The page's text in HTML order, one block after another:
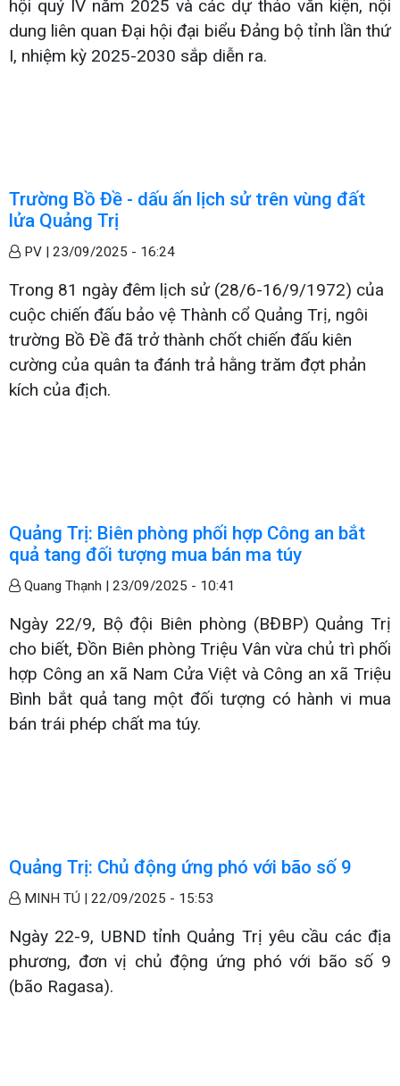
hội quý IV năm 2025 và các dự thảo văn kiện, nội
dung liên quan Đại hội đại biểu Đảng bộ tỉnh lần thứ
I, nhiệm kỳ 2025-2030 sắp diễn ra.
Trường Bồ Đề - dấu ấn lịch sử trên vùng đất
lửa Quảng Trị
PV | 23/09/2025 - 16:24
Trong 81 ngày đêm lịch sử (28/6-16/9/1972) của
cuộc chiến đấu bảo vệ Thành cổ Quảng Trị, ngôi
trường Bồ Đề đã trở thành chốt chiến đấu kiên
cường của quân ta đánh trả hằng trăm đợt phản
kích của địch.
Quảng Trị: Biên phòng phối hợp Công an bắt
quả tang đối tượng mua bán ma túy
Quang Thạnh | 23/09/2025 - 10:41
Ngày 22/9, Bộ đội Biên phòng (BĐBP) Quảng Trị
cho biết, Đồn Biên phòng Triệu Vân vừa chủ trì phối
hợp Công an xã Nam Cửa Việt và Công an xã Triệu
Bình bắt quả tang một đối tượng có hành vi mua
bán trái phép chất ma túy.
Quảng Trị: Chủ động ứng phó với bão số 9
MINH TÚ | 22/09/2025 - 15:53
Ngày 22-9, UBND tỉnh Quảng Trị yêu cầu các địa
phương, đơn vị chủ động ứng phó với bão số 9
(bão Ragasa).